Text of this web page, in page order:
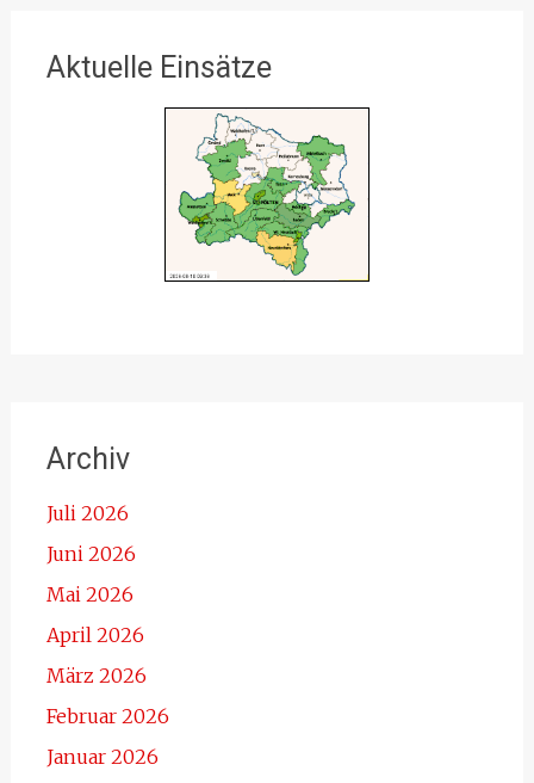
Aktuelle Einsätze
Archiv
Juli 2026
Juni 2026
Mai 2026
April 2026
März 2026
Februar 2026
Januar 2026